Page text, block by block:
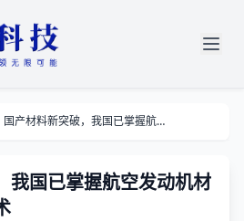
国产材料新突破，我国已掌握航空发动机材料制备全链条技术
我国已掌握航空发动机材